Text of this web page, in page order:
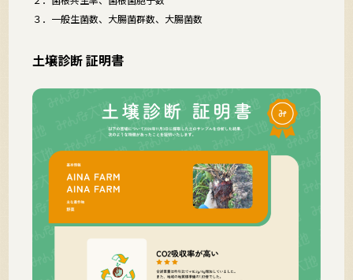
３．一般生菌数、大腸菌群数、大腸菌数
土壌診断 証明書